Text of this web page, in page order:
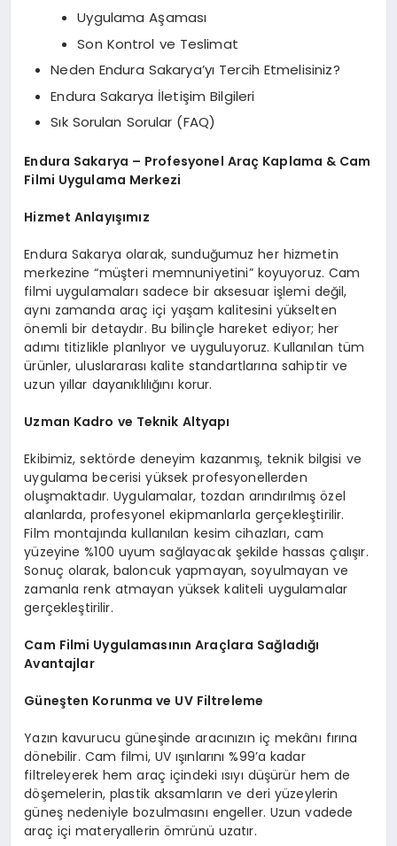
Uygulama Aşaması
Son Kontrol ve Teslimat
Neden Endura Sakarya’yı Tercih Etmelisiniz?
Endura Sakarya İletişim Bilgileri
Sık Sorulan Sorular (FAQ)
Endura Sakarya – Profesyonel Araç Kaplama & Cam
Filmi Uygulama Merkezi
Hizmet Anlayışımız
Endura Sakarya olarak, sunduğumuz her hizmetin
merkezine “müşteri memnuniyetini” koyuyoruz. Cam
filmi uygulamaları sadece bir aksesuar işlemi değil,
aynı zamanda araç içi yaşam kalitesini yükselten
önemli bir detaydır. Bu bilinçle hareket ediyor; her
adımı titizlikle planlıyor ve uyguluyoruz. Kullanılan tüm
ürünler, uluslararası kalite standartlarına sahiptir ve
uzun yıllar dayanıklılığını korur.
Uzman Kadro ve Teknik Altyapı
Ekibimiz, sektörde deneyim kazanmış, teknik bilgisi ve
uygulama becerisi yüksek profesyonellerden
oluşmaktadır. Uygulamalar, tozdan arındırılmış özel
alanlarda, profesyonel ekipmanlarla gerçekleştirilir.
Film montajında kullanılan kesim cihazları, cam
yüzeyine %100 uyum sağlayacak şekilde hassas çalışır.
Sonuç olarak, baloncuk yapmayan, soyulmayan ve
zamanla renk atmayan yüksek kaliteli uygulamalar
gerçekleştirilir.
Cam Filmi Uygulamasının Araçlara Sağladığı
Avantajlar
Güneşten Korunma ve UV Filtreleme
Yazın kavurucu güneşinde aracınızın iç mekânı fırına
dönebilir. Cam filmi, UV ışınlarını %99’a kadar
filtreleyerek hem araç içindeki ısıyı düşürür hem de
döşemelerin, plastik aksamların ve deri yüzeylerin
güneş nedeniyle bozulmasını engeller. Uzun vadede
araç içi materyallerin ömrünü uzatır.